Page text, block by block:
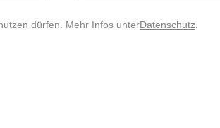
dürfen. Mehr Infos unterDatenschutz.